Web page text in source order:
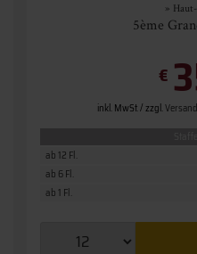
»
5ème
€
inkl. MwSt. / zzgl.Versand
ab 1 Fl.
ab 6 Fl.
ab 12 Fl.